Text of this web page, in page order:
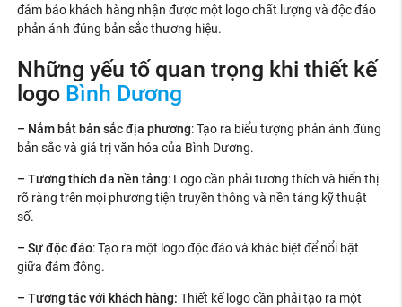
đảm bảo khách hàng nhận được một logo chất lượng và độc đáo
phản ánh đúng bản sắc thương hiệu.
Những yếu tố quan trọng khi thiết kế
logo Bình Dương
– Nắm bắt bản sắc địa phương: Tạo ra biểu tượng phản ánh đúng
bản sắc và giá trị văn hóa của Bình Dương.
– Tương thích đa nền tảng: Logo cần phải tương thích và hiển thị
rõ ràng trên mọi phương tiện truyền thông và nền tảng kỹ thuật
số.
– Sự độc đáo: Tạo ra một logo độc đáo và khác biệt để nổi bật
giữa đám đông.
– Tương tác với khách hàng: Thiết kế logo cần phải tạo ra một